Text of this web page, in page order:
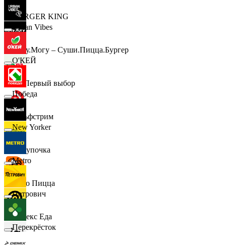
BURGER KING
Хочу.Могу – Суши.Пицца.Бургер
B1 Первый выбор
Гольфстрим
Покупочка
Додо Пицца
Яндекс Еда
Urban Vibes
О'КЕЙ
Победа
New Yorker
Metro
Петрович
Перекрёсток